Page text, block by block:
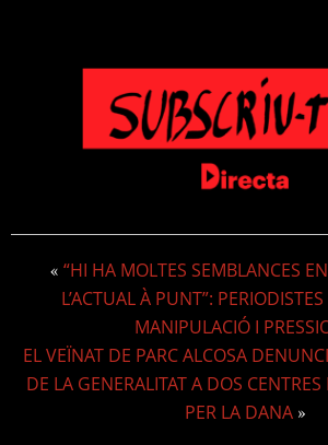
« “HI HA MOLTES SEMBLANCES
L’ACTUAL À PUNT”:
MANIPULACIÓ I
EL VEÏNAT DE PARC ALCOSA
DE LA GENERALITAT A DOS CENTRES
PER LA DANA»